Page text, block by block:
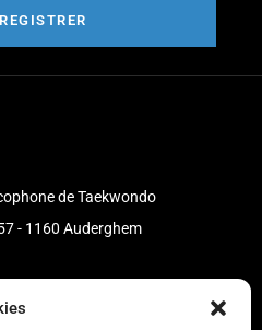
de Taekwondo
- 1160 Auderghem